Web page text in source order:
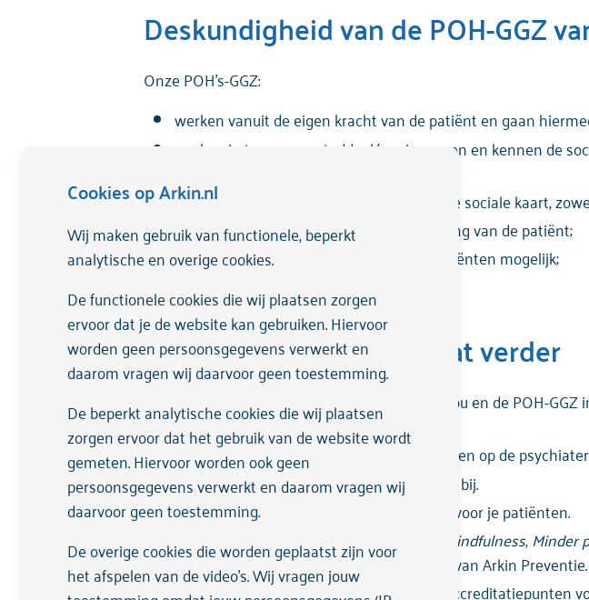
Deskundigheid van de POH-GGZ
Onze POH's-GGZ:
werken vanuit de eigen kracht van de patiënt en gaan
werken in teams per staddeel/ regio samen en kennen de
hebben goede en up-to-date-kennis van de sociale kaart,
kunnen e-health inzetten ter ondersteuning van de patiënt;
werken hybride, online afspraken met patiënten mogelijk;
volgen de interne opleiding bij Arkin.
Onze dienstverlening gaat verder
Jaarlijks voeren wij een evaluatie uit met jou en de POH-
soepel mogelijk te laten verlopen.
Zowel jij als de POH-GGZ kunnen terugvallen op de
Wij houden de ontwikkelingen in de markt bij.
Jij kunt psychiatrische consulten inzetten voor je patiënten.
Je kunt groepstrainingen inzetten, zoals
Mindfulness,Minder
werken daarbij samen met onze collega’s van Arkin Preventie.
Geaccrediteerd door de LVPOH GGZ om accreditatiepunten
Cookies op Arkin.nl
Wij maken gebruik van functionele, beperkt
analytische en overige cookies.
De functionele cookies die wij plaatsen zorgen
ervoor dat je de website kan gebruiken. Hiervoor
worden geen persoonsgegevens verwerkt en
daarom vragen wij daarvoor geen toestemming.
De beperkt analytische cookies die wij plaatsen
zorgen ervoor dat het gebruik van de website wordt
gemeten. Hiervoor worden ook geen
persoonsgegevens verwerkt en daarom vragen wij
daarvoor geen toestemming.
De overige cookies die worden geplaatst zijn voor
het afspelen van de video's. Wij vragen jouw